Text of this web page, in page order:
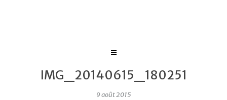
IMG_20140615_180251
9 août 2015